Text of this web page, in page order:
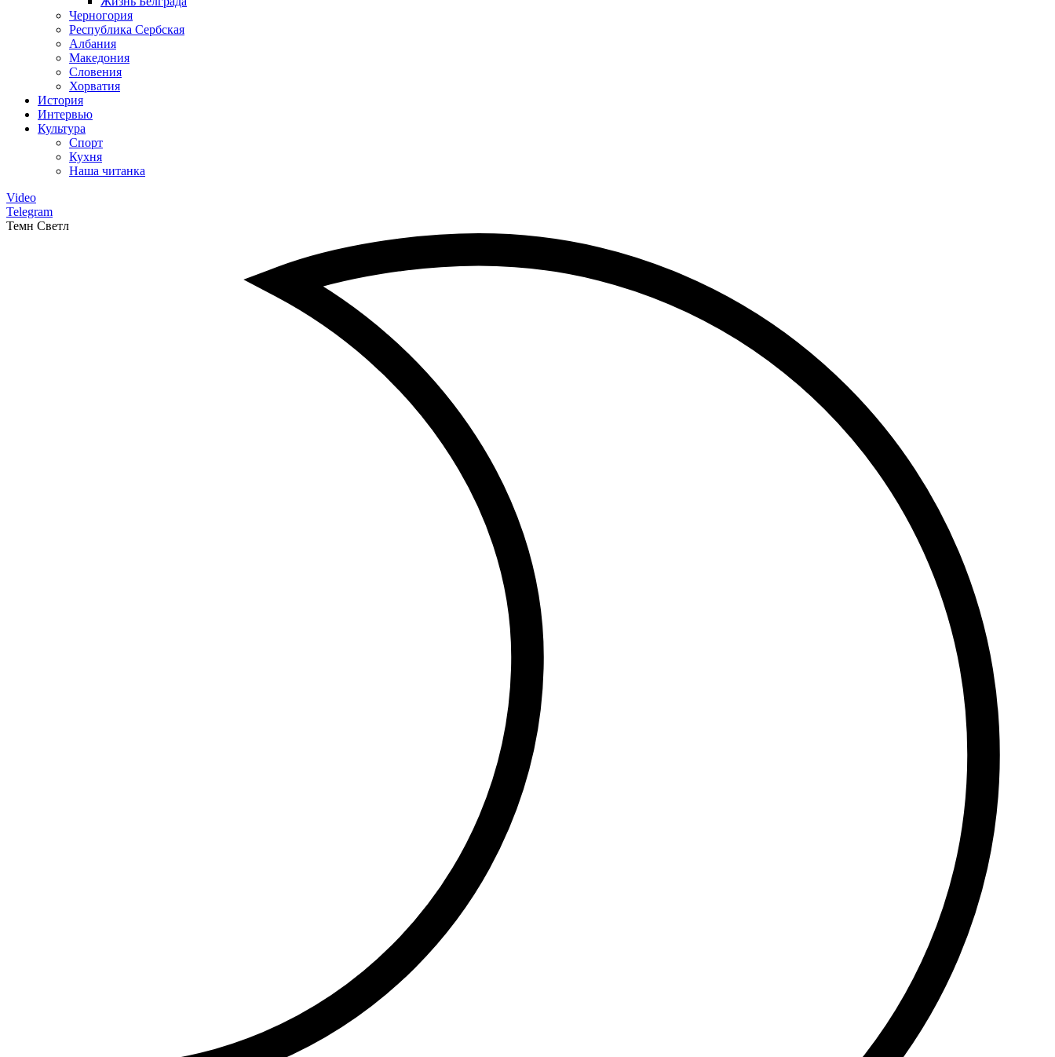
Черногория
Республика Сербская
Албания
Македония
Словения
Хорватия
История
Интервью
Культура
Спорт
Кухня
Наша читанка
Video
Telegram
Темн Светл